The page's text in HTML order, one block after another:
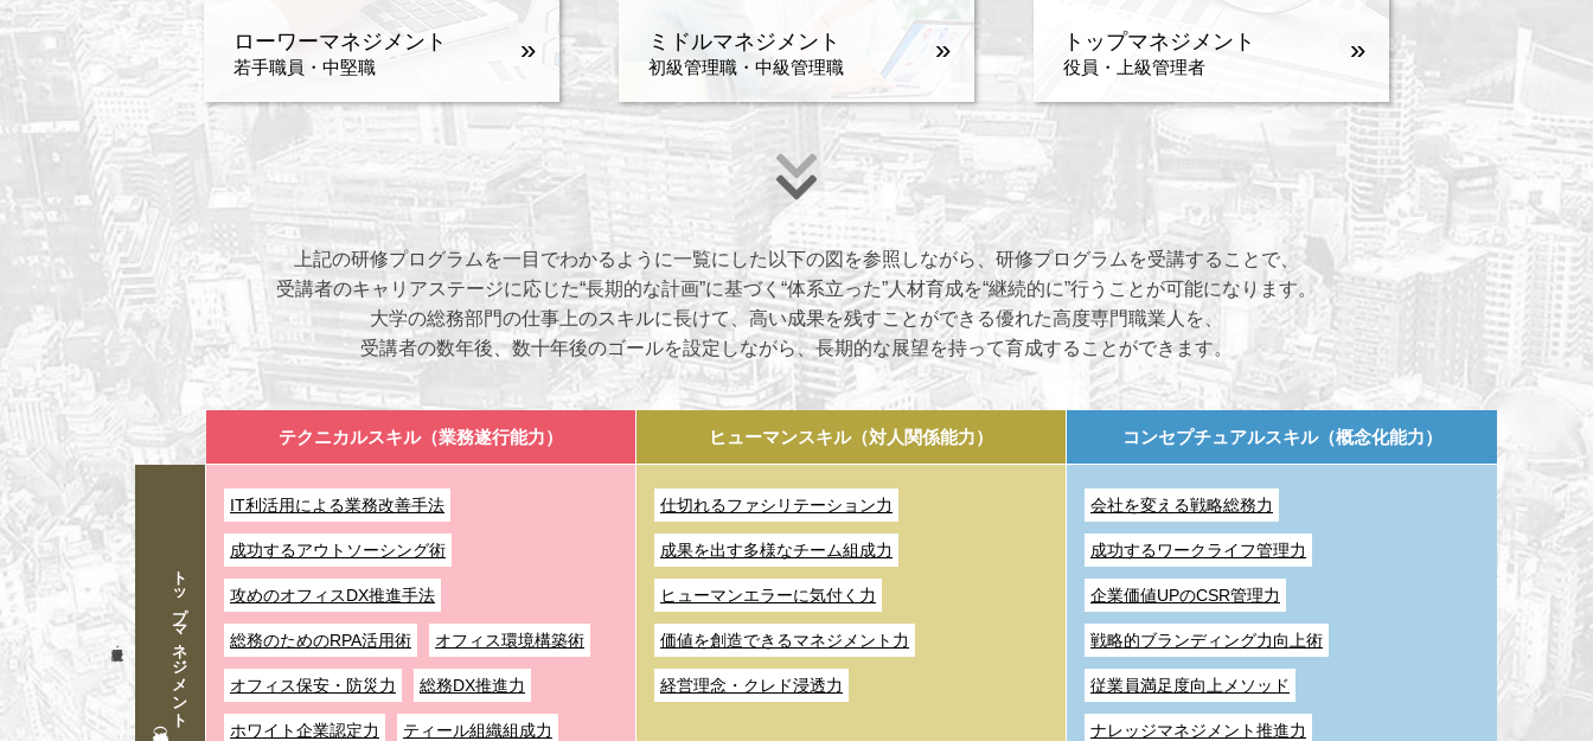
ローワーマネジメント
若手職員・中堅職
» ミドルマネジメント
初級管理職・中級管理職
» トップマネジメント
役員・上級管理者
»
上記の研修プログラムを一目でわかるように一覧にした以下の図を参照しながら、研修プログラムを受講することで、
受講者のキャリアステージに応じた“長期的な計画”に基づく“体系立った”人材育成を“継続的に”行うことが可能になります。
大学の総務部門の仕事上のスキルに長けて、高い成果を残すことができる優れた高度専門職業人を、
受講者の数年後、数十年後のゴールを設定しながら、長期的な展望を持って育成することができます。
テクニカルスキル（業務遂行能力） ヒューマンスキル（対人関係能力） コンセプチュアルスキル（概念化能力）
トップマネジメント
IT利活用による業務改善手法
成功するアウトソーシング術
攻めのオフィスDX推進手法
総務のためのRPA活用術 オフィス環境構築術
オフィス保安・防災力 総務DX推進力
ホワイト企業認定力 ティール組織組成力
仕切れるファシリテーション力
成果を出す多様なチーム組成力
ヒューマンエラーに気付く力
価値を創造できるマネジメント力
経営理念・クレド浸透力
会社を変える戦略総務力
成功するワークライフ管理力
企業価値UPのCSR管理力
戦略的ブランディング力向上術
従業員満足度向上メソッド
ナレッジマネジメント推進力